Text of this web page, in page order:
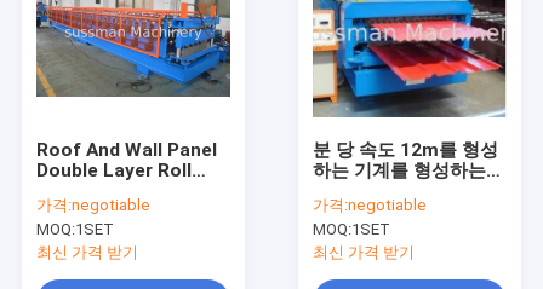
Roof And Wall Panel
Double Layer Roll
With 18 Groups Of
Roller Stations
가격:negotiable
MOQ:1SET
최신 가격 받기
분 당 속도 12m를 형성
하는 기계를 형성하는
가격:negotiable
MOQ:1SET
최신 가격 받기